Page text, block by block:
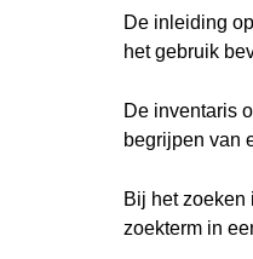
De inleiding
het gebruik
De inventaris
begrijpen van
Bij het
zoekterm in